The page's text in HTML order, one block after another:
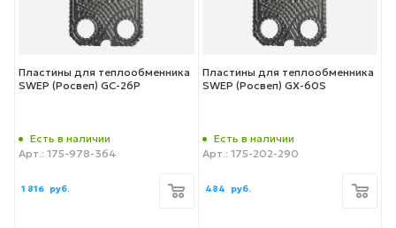
Пластины для теплообменника
SWEP (Росвеп) GC-26P
Есть в наличии
Арт.: 175-978-364
1 816 руб.
Пластины для теплообменника
SWEP (Росвеп) GX-60S
Есть в наличии
Арт.: 175-202-290
484 руб.